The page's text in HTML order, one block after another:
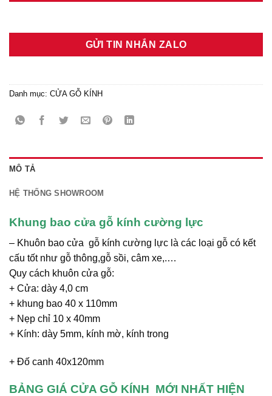
GỬI TIN NHẮN ZALO
Danh mục: CỬA GỖ KÍNH
MÔ TẢ
HỆ THỐNG SHOWROOM
Khung bao cửa gỗ kính cường lực
– Khuôn bao cửa gỗ kính cường lực là các loại gỗ có kết
cấu tốt như gỗ thông,gỗ sồi, câm xe,.…
Quy cách khuôn cửa gỗ:
+ Cửa: dày 4,0 cm
+ khung bao 40 x 110mm
+ Nẹp chỉ 10 x 40mm
+ Kính: dày 5mm, kính mờ, kính trong
+ Đố canh 40x120mm
BẢNG GIÁ CỬA GỖ KÍNH MỚI NHẤT HIỆN